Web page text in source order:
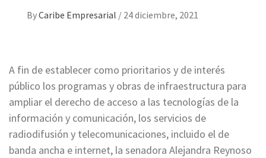
ByCaribe Empresarial / 24 diciembre, 2021
A fin de establecer como prioritarios y de interés
público los programas y obras de infraestructura para
ampliar el derecho de acceso a las tecnologías de la
información y comunicación, los servicios de
radiodifusión y telecomunicaciones, incluido el de
banda ancha e internet, la senadora Alejandra Reynoso